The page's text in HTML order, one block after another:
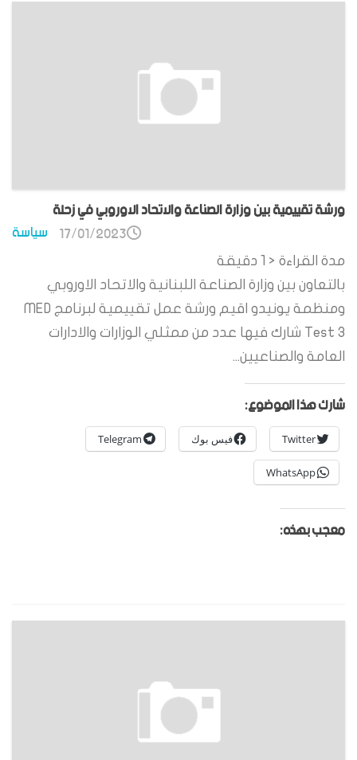
ورشة تقييمية بين وزارة الصناعة والاتحاد الاوروبي في زحلة
سياسة 17/01/2023
مدة القراءة < 1
دقيقة
بالتعاون بين وزارة الصناعة اللبنانية والاتحاد الاوروبي
ومنظمة يونيدو اقيم ورشة عمل تقييمية لبرنامج MED
Test 3 شارك فيها عدد من ممثلي الوزارات والادارات
العامة والصناعيين...
شارك هذا الموضوع:
Twitter فيس بوك Telegram
WhatsApp
معجب بهذه: